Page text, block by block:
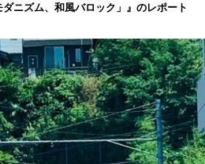
ダニズム、和風バロック」』のレポート